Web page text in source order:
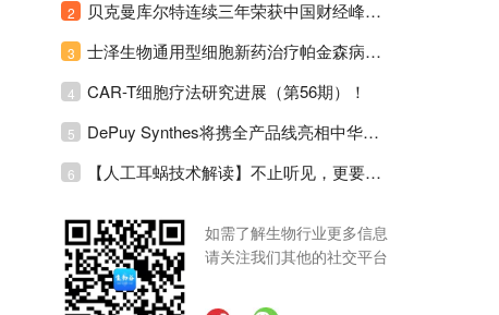
2 贝克曼库尔特连续三年荣获中国财经峰会三项大奖！
3 士泽生物通用型细胞新药治疗帕金森病注册临床II期全部入组完成！
4 CAR-T细胞疗法研究进展（第56期）！
5 DePuy Synthes将携全产品线亮相中华医学会运动医疗分会大会，加码布局中国运动医学创新赛道！
6 【人工耳蜗技术解读】不止听见，更要听见未来 ---- 智能耳蜗，开启人工耳蜗技术新纪元！
如需了解生物行业更多信息
请关注我们其他的社交平台